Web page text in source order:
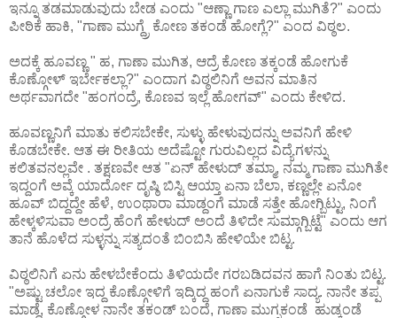
ಇನ್ನೂ ತಡಮಾಡುವುದು ಬೇಡ ಎಂದು "ಆಣ್ಣಾ ಗಾಣ ಎಲ್ಲಾ ಮುಗಿತೆ?" ಎಂದು
ಪೀಠಿಕೆ ಹಾಕಿ, "ಗಾಣಾ ಮುಗ್ದ್ರೆ ಕೋಣ ತಕಂಡೆ ಹೋಗ್ಲೆ?" ಎಂದ ವಿಠ್ಠಲ.
ಅದಕ್ಕೆ ಹೂವಣ್ಣ " ಹ, ಗಾಣಾ ಮುಗಿತ, ಆದ್ರೆ ಕೋಣ ತಕ್ಕಂಡೆ ಹೋಗುಕೆ
ಕೊಣ್ಗೋಳ್ ಇರ್ಬೇಕಲ್ಲಾ?" ಎಂದಾಗ ವಿಠ್ಠಲಿನಿಗೆ ಅವನ ಮಾತಿನ
ಅರ್ಥವಾಗದೇ "ಹಂಗಂದ್ರೆ, ಕೊಣವ ಇಲ್ಲೆ ಹೋಗವ್" ಎಂದು ಕೇಳಿದ.
ಹೂವಣ್ಣನಿಗೆ ಮಾತು ಕಲಿಸಬೇಕೇ, ಸುಳ್ಳು ಹೇಳುವುದನ್ನು ಅವನಿಗೆ ಹೇಳಿ
ಕೊಡಬೇಕೇ. ಆತ ಈ ರೀತಿಯ ಅದೆಷ್ಟೋ ಗುರುವಿಲ್ಲದ ವಿದ್ಯೆಗಳನ್ನು
ಕಲಿತವನಲ್ಲವೇ . ತಕ್ಷಣವೇ ಆತ "ಏನ್ ಹೇಳುದ್ ತಮ್ಮಾ, ನಮ್ಮ ಗಾಣಾ ಮುಗಿತೇ
ಇದ್ದಂಗೆ ಅವ್ಕೆ ಯಾರ್ದೋ ದೃಷ್ಠಿ ಬಿಸ್ಟಿ ಆಯ್ತಾ ಏನಾ ಬೆಲಾ, ಕಣ್ಣಲ್ಲೇ ಏನೋ
ಹೂವ್ ಬಿದ್ದದ್ದೇ ಹೆಳೆ, ಉಂಥಾರಾ ಮಾಡ್ದಂಗೆ ಮಾಡೆ ಸತ್ತೇ ಹೋಗ್ಬಿಟ್ಟು, ನಿಂಗೆ
ಹೇಳ್ಕಳಿಸುವಾ ಅಂದ್ರೆ ಹೆಂಗೆ ಹೇಳುದ್ ಅಂದೆ ತಿಳಿದೇ ಸುಮ್ಗಾಗ್ಬಿಟ್ಟೆ" ಎಂದು ಆಗ
ತಾನೆ ಹೊಳೆದ ಸುಳ್ಳನ್ನು ಸತ್ಯದಂತೆ ಬಿಂಬಿಸಿ ಹೇಳಿಯೇ ಬಿಟ್ಟ.
ವಿಠ್ಠಲಿನಿಗೆ ಏನು ಹೇಳಬೇಕೆಂದು ತಿಳಿಯದೇ ಗರಬಡಿದವನ ಹಾಗೆ ನಿಂತು ಬಿಟ್ಟ.
"ಅಷ್ಟು ಚಲೋ ಇದ್ದ ಕೊಣ್ಗೋಳಿಗೆ ಇದ್ಕಿದ್ದ ಹಂಗೆ ಏನಾಗುಕೆ ಸಾದ್ಯ. ನಾನೇ ತಪ್ಪ
ಮಾಡ್ದೆ, ಕೊಣ್ಗೋಳ ನಾನೇ ತಕಂಡ್ ಬಂದೆ, ಗಾಣಾ ಮುಗ್ಸಕಂಡೆ ಹುಡ್ಕಂಡೆ